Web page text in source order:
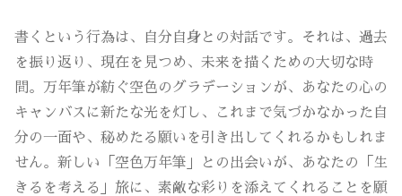
書くという行為は、自分自身との対話です。それは、過去
を振り返り、現在を見つめ、未来を描くための大切な時
間。万年筆が紡ぐ空色のグラデーションが、あなたの心の
キャンバスに新たな光を灯し、これまで気づかなかった自
分の一面や、秘めたる願いを引き出してくれるかもしれま
せん。新しい「空色万年筆」との出会いが、あなたの「生
きるを考える」旅に、素敵な彩りを添えてくれることを願